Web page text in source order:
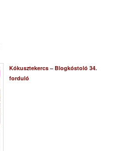
Kókusztekercs – Blogkóstoló 34.
forduló